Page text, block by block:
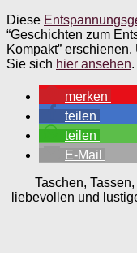
Diese
“Geschichten zum
Kompakt”
Sie sich hier ansehen.
merken
teilen
teilen
E-Mail
Taschen,
liebevollen und